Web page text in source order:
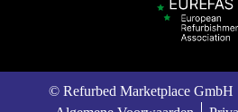
© Refurbed Marketplace GmbH